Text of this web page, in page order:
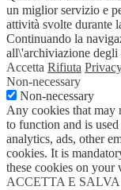
un miglior servizio e
attività svolte durante
Continuando la
all\'archiviazione degli
Accetta Rifiuta
Non-necessary
Non-necessary
Any cookies that may
to function and is
analytics, ads, other
cookies. It is
these cookies on your
ACCETTA E SALVA